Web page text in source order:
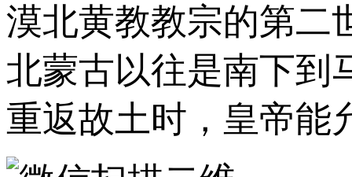
漠北黄教教宗的第二
北蒙古以往是南下到
重返故土时，皇帝能